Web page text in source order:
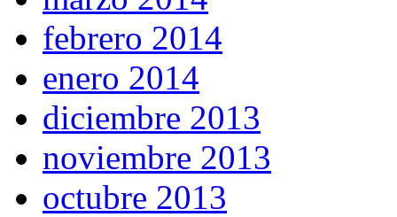
febrero 2014
enero 2014
diciembre 2013
noviembre 2013
octubre 2013